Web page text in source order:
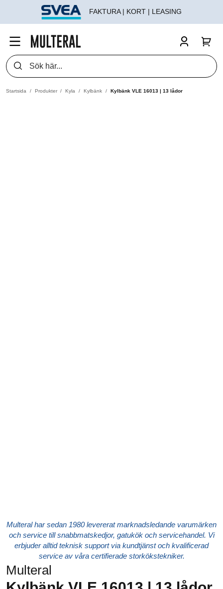
FAKTURA | KORT | LEASING
Startsida Produkter Kyla Kylbänk Kylbänk VLE 16013 | 13 lådor
Multeral har sedan 1980 levererat marknadsledande varumärken
och service till snabbmatskedjor, gatukök och servicehandel. Vi
erbjuder alltid teknisk support via kundtjänst och kvalificerad
service av våra certifierade storkökstekniker.
Multeral